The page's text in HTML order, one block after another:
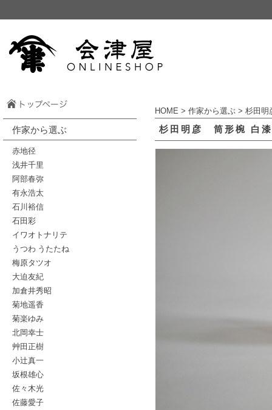
作家から選ぶ
赤地径
浅井千里
阿部春弥
有永浩太
石川裕信
石田彩
イワオトナリテ
うつわ うたたね
梅原タツオ
大迫友紀
加倉井秀昭
菊地遥香
菊楽ゆみ
北岡幸士
艸田正樹
小辻真一
坂根雄心
佐々木光
佐藤愛子
HOME > 作家から選ぶ > 杉田明
杉田明彦 筒形椀 白